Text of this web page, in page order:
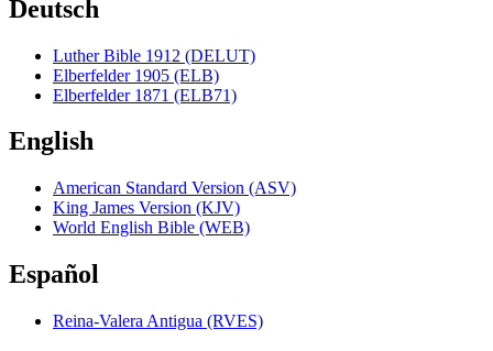
Deutsch
Luther Bible 1912 (DELUT)
Elberfelder 1905 (ELB)
Elberfelder 1871 (ELB71)
English
American Standard Version (ASV)
King James Version (KJV)
World English Bible (WEB)
Español
Reina-Valera Antigua (RVES)